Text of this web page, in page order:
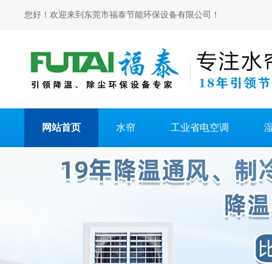
您好！欢迎来到东莞市福泰节能环保设备有限公司！
网站首页 水帘 工业省电空调